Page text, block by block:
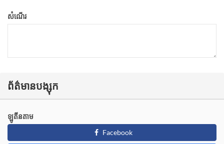
សំណើរ
ព័ត៌មានបង្សុក
ឡូតីនតាម
Facebook